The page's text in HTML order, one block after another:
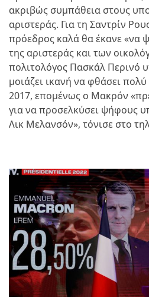
ακριβώς συμπάθεια στους
αριστεράς. Για τη Σαντρίν
πρόεδρος καλά θα έκανε «να
της αριστεράς και των
πολιτολόγος Πασκάλ Περινό
μοιάζει ικανή να φθάσει
2017, επομένως ο Μακρόν
για να προσελκύσει ψήφους
Λικ Μελανσόν», τόνισε στο